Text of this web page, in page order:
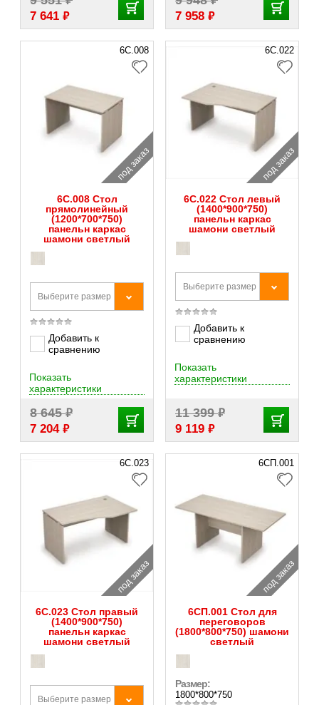
7 641 ₽ 7 958 ₽
6С.008
под заказ
6С.008 Стол
прямолинейный
(1200*700*750)
панельн каркас
шамони светлый
Выберите размер
Добавить к
сравнению
8 645₽
7 204 ₽
Показать
характеристики
6С.022
под заказ
6С.022 Стол левый
(1400*900*750)
панельн каркас
шамони светлый
Выберите размер
Добавить к
сравнению
11 399₽
9 119 ₽
Показать
характеристики
6С.023
под заказ
6С.023 Стол правый
(1400*900*750)
панельн каркас
шамони светлый
Выберите размер
6СП.001
под заказ
6СП.001 Стол для
переговоров
(1800*800*750) шамони
светлый
Размер:
1800*800*750